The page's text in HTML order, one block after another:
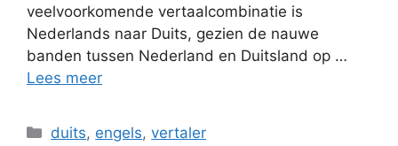
veelvoorkomende vertaalcombinatie is
Nederlands naar Duits, gezien de nauwe
banden tussen Nederland en Duitsland op …
Lees meer
Categorieën
duits, engels,vertaler